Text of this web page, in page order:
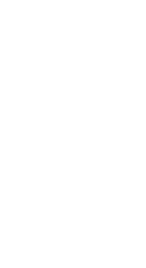
превращают здоровый
что вам нужно, – продукт с
вещества.
предотвратить выпадение
Используя продвинутые